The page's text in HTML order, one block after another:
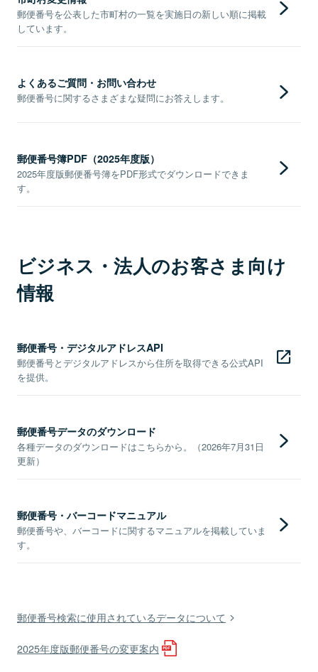
郵便番号を公表した市町村の一覧を実施日の新しい順に掲載
しています。
よくあるご質問・お問い合わせ
郵便番号に関するさまざまな疑問にお答えします。
郵便番号簿PDF（2025年度版）
2025年度版郵便番号簿をPDF形式でダウンロードできま
す。
ビジネス・法人のお客さま向け
情報
郵便番号・デジタルアドレスAPI
郵便番号とデジタルアドレスから住所を取得できる公式API
を提供。
郵便番号データのダウンロード
各種データのダウンロードはこちらから。（2026年7月31日
更新）
郵便番号・バーコードマニュアル
郵便番号や、バーコードに関するマニュアルを掲載していま
す。
郵便番号検索に使用されているデータについて
2025年度版郵便番号の変更案内